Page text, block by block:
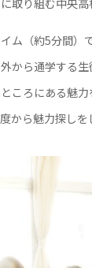
取り組む中央高
ム（約5分間）
から通学する
ころにある魅
から魅力探しを